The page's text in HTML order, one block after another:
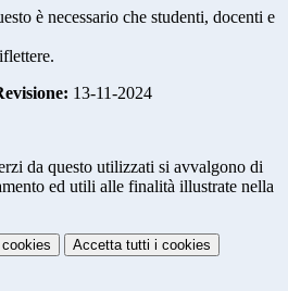
è necessario che studenti, docenti e
13-11-2024
da questo utilizzati si avvalgono di
ed utili alle finalità illustrate nella
Accetta tutti i cookies